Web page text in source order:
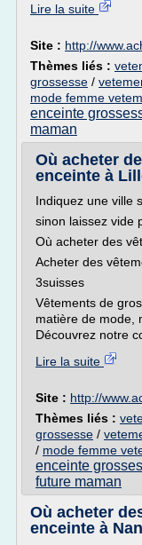
Lire la suite
Site : http://
Thèmes liés :
grossesse /
mode femme
enceinte
maman
Où acheter
enceinte à
Indiquez une ville
sinon laissez vide
Où acheter des
Acheter des
3suisses
Vêtements de
matière de mode,
Découvrez notre
Lire la suite
Site : http://
Thèmes liés :
grossesse /
/ mode femme
enceinte
future maman
Où acheter
enceinte à